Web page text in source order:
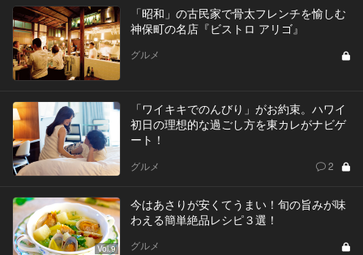
「昭和」の古民家で骨太フレンチを愉しむ
神保町の名店『ビストロ アリゴ』
グルメ
「ワイキキでのんびり」がお約束。ハワイ
初日の理想的な過ごし方を東カレがナビゲ
ート！
グルメ 2
Vol.9
今はあさりが安くてうまい！旬の旨みが味
わえる簡単絶品レシピ３選！
グルメ